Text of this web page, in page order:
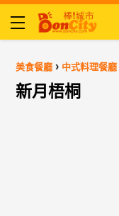
美食餐廳 › 中式料理餐廳
新月梧桐